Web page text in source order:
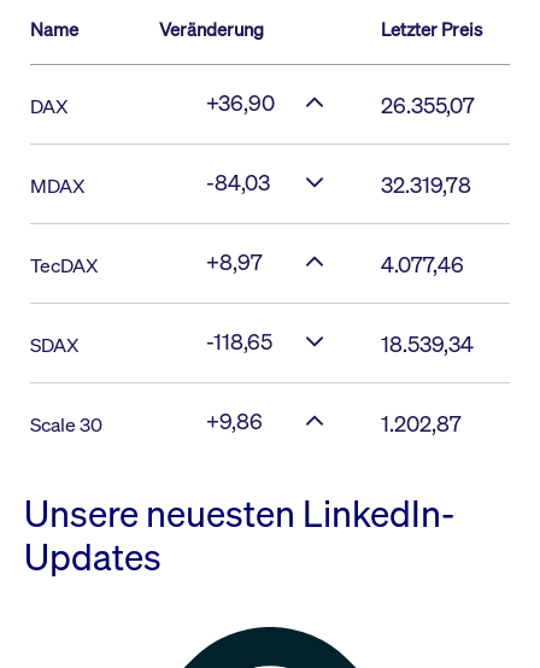
Name Veränderung Letzter Preis
DAX +36,90 26.355,07
MDAX -84,03 32.319,78
TecDAX +8,97 4.077,46
SDAX -118,65 18.539,34
Scale 30 +9,86 1.202,87
Unsere neuesten LinkedIn-
Updates